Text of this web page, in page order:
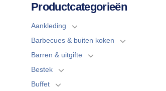
Productcategorieën
Aankleding
Barbecues & buiten koken
Barren & uitgifte
Bestek
Buffet